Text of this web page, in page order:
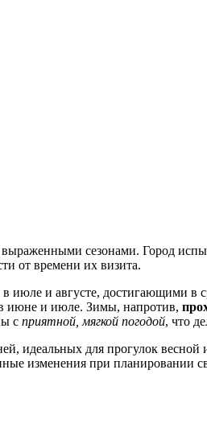
сезонами. Город
от времени их визита.
июле и августе, достигающими
июне и июле. Зимы, напротив,
с приятной, мягкой погодой, что
идеальных для прогулок
изменения при планировании